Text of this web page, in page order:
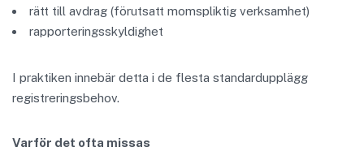
rätt till avdrag (förutsatt momspliktig verksamhet)
rapporteringsskyldighet
I praktiken innebär detta i de flesta standardupplägg
registreringsbehov.
Varför det ofta missas